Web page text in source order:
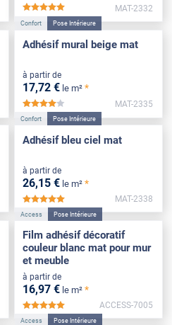
MAT-2332
Confort Pose Intérieure
Adhésif mural beige mat
à partir de
17,72 € le m² *
*****
MAT-2335
Confort Pose Intérieure
Adhésif bleu ciel mat
à partir de
26,15 € le m² *
MAT-2338
Access Pose Intérieure
Film adhésif décoratif
couleur blanc mat pour mur
et meuble
à partir de
16,97 € le m² *
ACCESS-7005
Access Pose Intérieure